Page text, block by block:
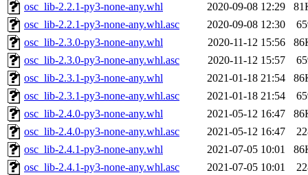
osc_lib-2.2.1-py3-none-any.whl
2020-09-08 12:29
osc_lib-2.2.1-py3-none-any.whl.asc
2020-09-08 12:30
osc_lib-2.3.0-py3-none-any.whl
2020-11-12 15:56
osc_lib-2.3.0-py3-none-any.whl.asc
2020-11-12 15:57
osc_lib-2.3.1-py3-none-any.whl
2021-01-18 21:54
osc_lib-2.3.1-py3-none-any.whl.asc
2021-01-18 21:54
osc_lib-2.4.0-py3-none-any.whl
2021-05-12 16:47
osc_lib-2.4.0-py3-none-any.whl.asc
2021-05-12 16:47
osc_lib-2.4.1-py3-none-any.whl
2021-07-05 10:01
osc_lib-2.4.1-py3-none-any.whl.asc
2021-07-05 10:01